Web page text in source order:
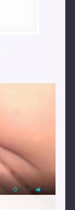
5 MB 0%